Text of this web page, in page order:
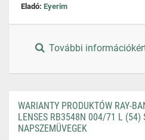
Eladó: Eyerim
További
WARIANTY PRODUKTÓW RAY-
LENSES RB3548N 004/71 L (54)
NAPSZEMÜVEGEK